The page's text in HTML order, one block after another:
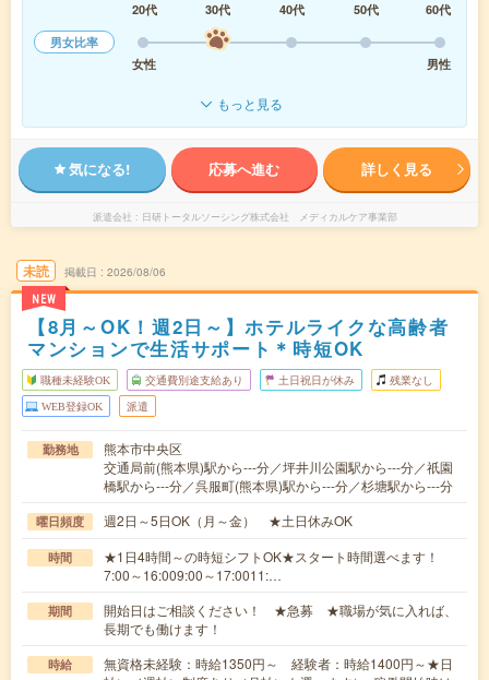
20代
30代 40代 50代
60代
男女比率
女性
男性
もっと見る
気になる! 応募へ進む 詳しく見る
派遣会社 日研トータルソーシング株式会社 メディカルケア事業部
未読
NEW
掲載日 2026/08/06
【8月～OK！週2日～】ホテルライクな高齢者
マンションで生活サポート＊時短OK
職種未経験OK 交通費別途支給あり 土日祝日が休み 残業なし
WEB登録OK 派遣
勤務地
熊本市中央区
交通局前(熊本県)駅から---分／坪井川公園駅から---分／祇園
橋駅から---分／呉服町(熊本県)駅から---分／杉塘駅から---分
曜日頻度 週2日～5日OK（月～金） ★土日休みOK
時間
★1日4時間～の時短シフトOK★スタート時間選べます！
7:00～16:009:00～17:0011:…
期間
開始日はご相談ください！ ★急募 ★職場が気に入れば、
長期でも働けます！
時給
無資格未経験：時給1350円～ 経験者：時給1400円～★日